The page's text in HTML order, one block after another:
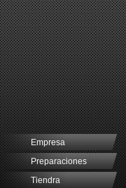
Empresa
Preparaciones
Tiendra